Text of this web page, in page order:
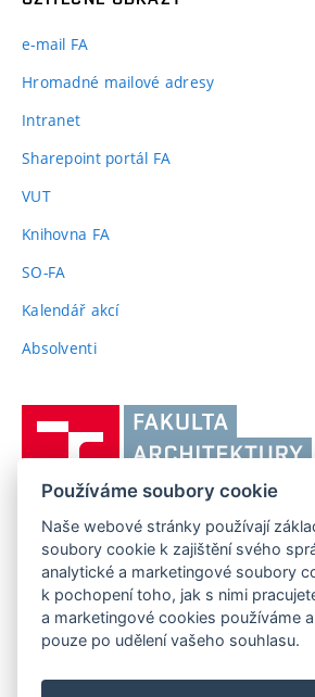
e-mail FA
Hromadné mailové adresy
Intranet
Sharepoint portál FA
VUT(externí
Knihovna FA
SO-FA
Kalendář akcí
Absolventi(externí
FAKULTA ARCHITEKTURY VUT V BRNĚ
Poříčí 273/5, 639 00 Brno
Telefon: 54114 6600
Používáme soubory cookie
Naše webové stránky používají
soubory cookie k zajištění svého
analytické a marketingové soubory
k pochopení toho, jak s nimi
a marketingové cookies používáme
pouze po udělení vašeho souhlasu.